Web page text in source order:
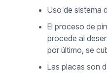
Uso de sistema
El proceso de
procede al
por último, se
Las placas son